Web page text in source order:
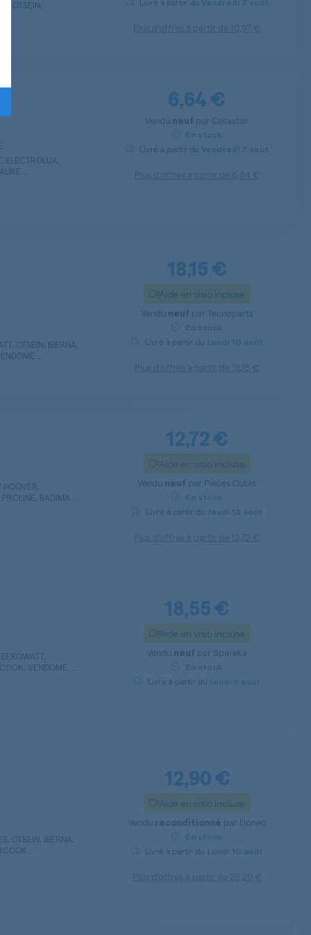
OTSEIN,
Livré à partir du Vendredi 7 août
ELECTROLUX,
...
6,64 €
Vendu neuf par Cellastor
En stock
Livré à partir du Vendredi 7 août
OTSEIN, IBERNA,
...
18,15 €
Aide en visio incluse
Vendu neuf parTecnoparts
En stock
Livré à partir du Lundi 10 août
HOOVER,
BADIMA ...
12,72 €
Aide en visio incluse
Vendu neuf par Pièces Outils
En stock
Livré à partir du Jeudi 13 août
VENDOME ...
18,55 €
Aide en visio incluse
Vendu neuf par Spareka
En stock
Livré à partir du Jeudi 6 août
OTSEIN, IBERNA,
...
12,90 €
Aide en visio incluse
Vendu reconditionné par Doneo
En stock
Livré à partir du Lundi 10 août